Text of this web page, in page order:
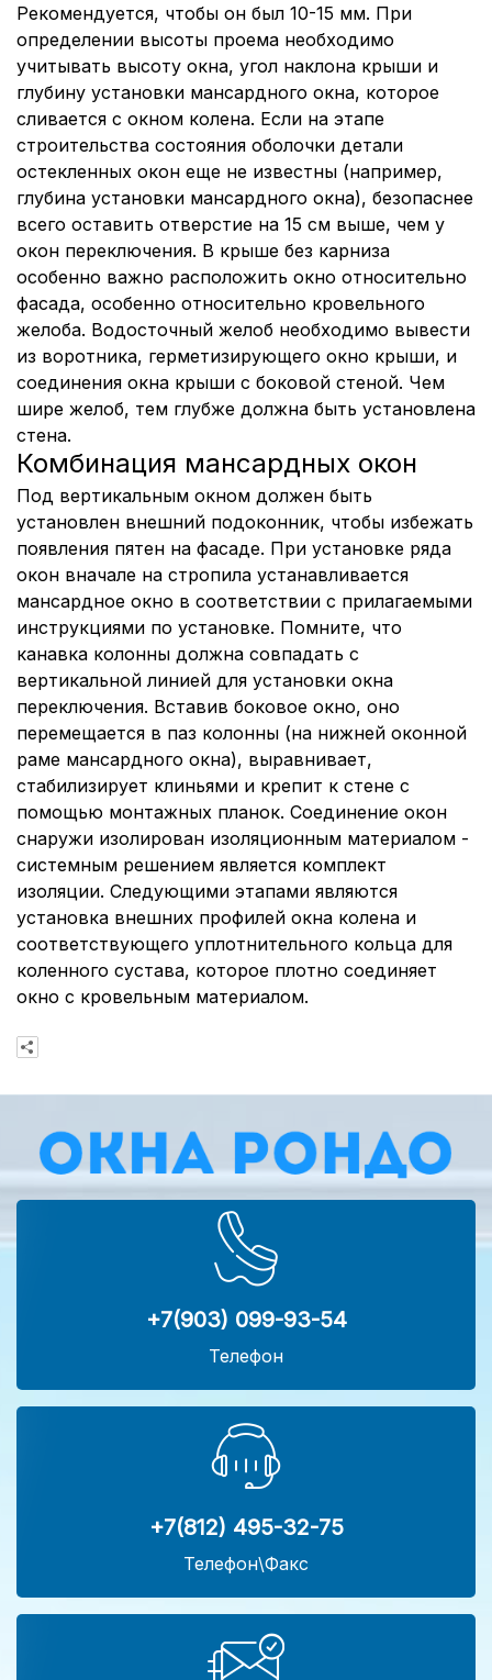
Рекомендуется, чтобы он был 10-15 мм. При
определении высоты проема необходимо
учитывать высоту окна, угол наклона крыши и
глубину установки мансардного окна, которое
сливается с окном колена. Если на этапе
строительства состояния оболочки детали
остекленных окон еще не известны (например,
глубина установки мансардного окна), безопаснее
всего оставить отверстие на 15 см выше, чем у
окон переключения. В крыше без карниза
особенно важно расположить окно относительно
фасада, особенно относительно кровельного
желоба. Водосточный желоб необходимо вывести
из воротника, герметизирующего окно крыши, и
соединения окна крыши с боковой стеной. Чем
шире желоб, тем глубже должна быть установлена
стена.
Комбинация мансардных окон
Под вертикальным окном должен быть
установлен внешний подоконник, чтобы избежать
появления пятен на фасаде. При установке ряда
окон вначале на стропила устанавливается
мансардное окно в соответствии с прилагаемыми
инструкциями по установке. Помните, что
канавка колонны должна совпадать с
вертикальной линией для установки окна
переключения. Вставив боковое окно, оно
перемещается в паз колонны (на нижней оконной
раме мансардного окна), выравнивает,
стабилизирует клиньями и крепит к стене с
помощью монтажных планок. Соединение окон
снаружи изолирован изоляционным материалом -
системным решением является комплект
изоляции. Следующими этапами являются
установка внешних профилей окна колена и
соответствующего уплотнительного кольца для
коленного сустава, которое плотно соединяет
окно с кровельным материалом.
+7(903) 099-93-54
Телефон
+7(812) 495-32-75
Телефон\Факс